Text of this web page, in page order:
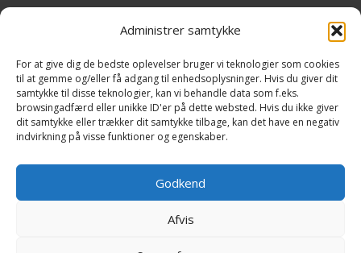
Administrer samtykke
For at give dig de bedste oplevelser bruger vi teknologier som cookies
til at gemme og/eller få adgang til enhedsoplysninger. Hvis du giver dit
samtykke til disse teknologier, kan vi behandle data som f.eks.
browsingadfærd eller unikke ID'er på dette websted. Hvis du ikke giver
dit samtykke eller trækker dit samtykke tilbage, kan det have en negativ
indvirkning på visse funktioner og egenskaber.
Godkend
Afvis
Malaco Stjerner Lakrids - 92 gram
Pringles Hot & Spicy - 165 gram
745 Views40 kr.
Fini Krudttønder Tyggegummi